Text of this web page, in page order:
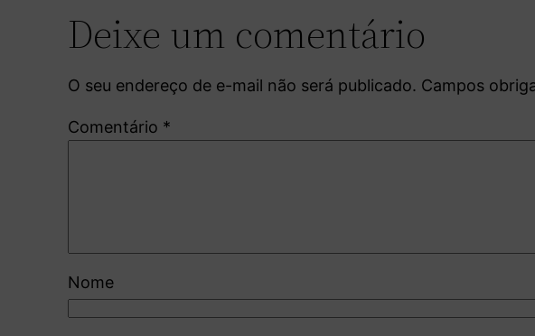
Deixe um comentário
O seu endereço de e-mail não será publicado. Campos
Comentário *
Nome